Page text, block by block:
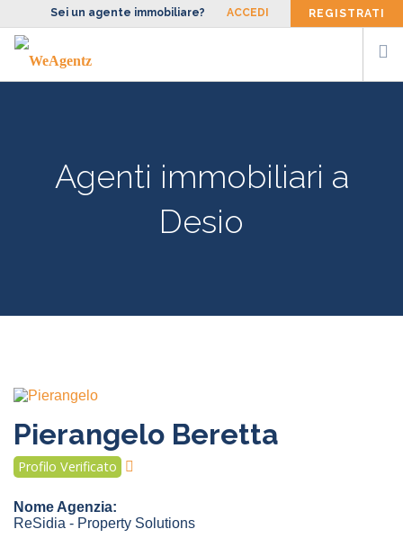
Sei un agente immobiliare? ACCEDI REGISTRATI
FACCIAMOAgenti immobiliari a
Desio
Pierangelo Beretta
Profilo Verificato
Nome Agenzia:
ReSidia - Property Solutions